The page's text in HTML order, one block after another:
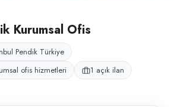
Kurumsal Ofis
Pendik Türkiye
ofis hizmetleri
1 açık ilan